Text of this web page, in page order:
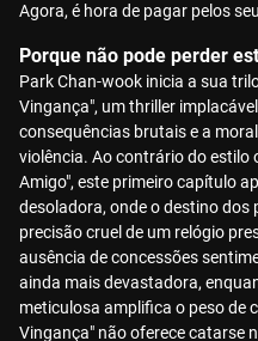
Agora, é hora de pagar pelos
Porque não pode perder
Park Chan-wook inicia a sua
Vingança", um thriller
consequências brutais e a
violência. Ao contrário do estilo
Amigo", este primeiro capítulo
desoladora, onde o destino dos
precisão cruel de um relógio
ausência de concessões
ainda mais devastadora,
meticulosa amplifica o peso de
Vingança" não oferece catarse